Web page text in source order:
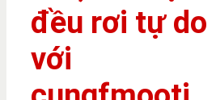
đều rơi tự do
với